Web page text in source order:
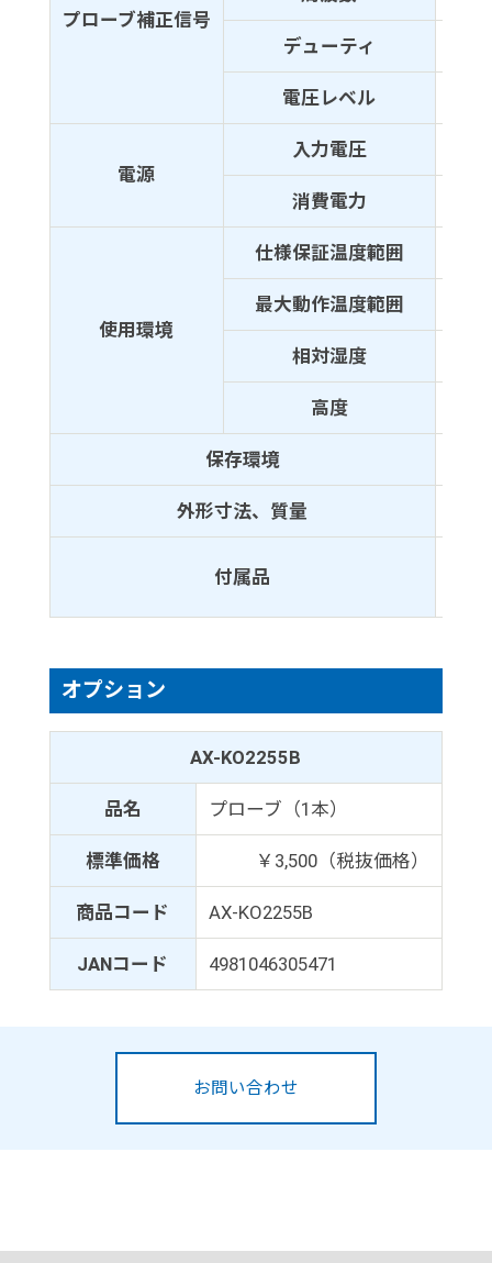
プローブ補正信号
デューティ
電圧レベル
電源
入力電圧
消費電力
使用環境
仕様保証温度範囲
最大動作温度範囲
相対湿度
高度
保存環境
外形寸法、質量
付属品
オプション
AX-KO2255B
品名 プローブ（1本）
標準価格 ￥3,500（税抜価格）
商品コード AX-KO2255B
JANコード 4981046305471
お問い合わせ